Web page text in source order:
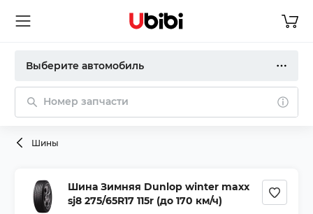
Выберите автомобиль
Номер запчасти
Шины
Шина Зимняя Dunlop winter maxx
sj8 275/65R17 115r (до 170 км/ч)